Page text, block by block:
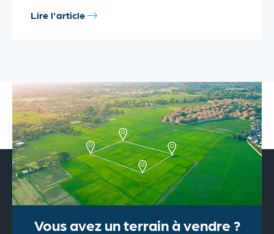
Lire l'article
Vous avez un terrain à vendre ?